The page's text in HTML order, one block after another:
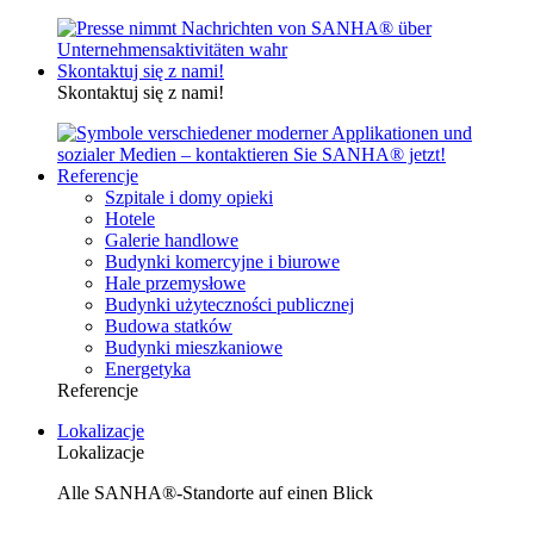
Skontaktuj się z nami!
Skontaktuj się z nami!
Referencje
Szpitale i domy opieki
Hotele
Galerie handlowe
Budynki komercyjne i biurowe
Hale przemysłowe
Budynki użyteczności publicznej
Budowa statków
Budynki mieszkaniowe
Energetyka
Referencje
Lokalizacje
Lokalizacje
Alle SANHA®-Standorte auf einen Blick